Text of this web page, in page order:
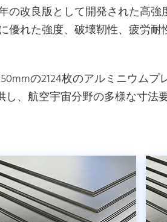
の改良版として開発された高
優れた強度、破壊靭性、疲労耐
の2124枚のアルミニウムプ
、航空宇宙分野の多様な寸法